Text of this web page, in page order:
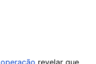
operação revelar que